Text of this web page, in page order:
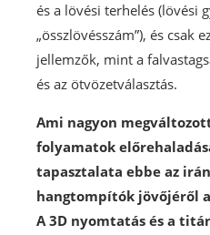
és a lövési terhelés (lövési
„összlövésszám”), és csak
jellemzők, mint a
és az ötvözetválasztás.
Ami nagyon
folyamatok
tapasztalata ebbe az
hangtompítók jövőjéről
A 3D nyomtatás és a